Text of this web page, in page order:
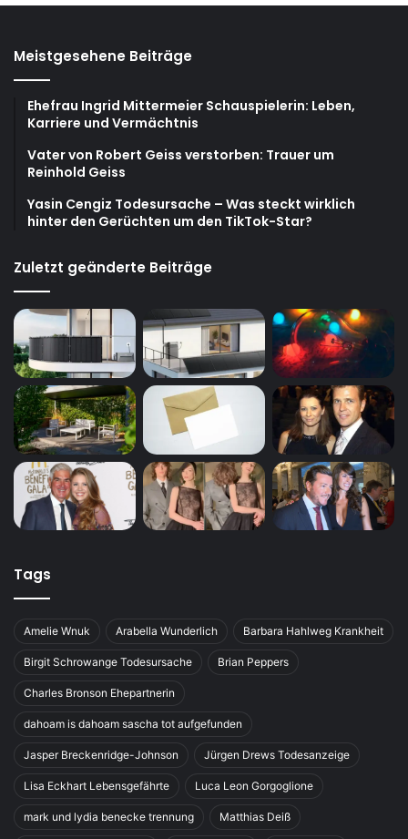
Meistgesehene Beiträge
Ehefrau Ingrid Mittermeier Schauspielerin: Leben,
Karriere und Vermächtnis
Vater von Robert Geiss verstorben: Trauer um
Reinhold Geiss
Yasin Cengiz Todesursache – Was steckt wirklich
hinter den Gerüchten um den TikTok-Star?
Zuletzt geänderte Beiträge
Tags
Amelie Wnuk Arabella Wunderlich Barbara Hahlweg Krankheit
Birgit Schrowange Todesursache Brian Peppers
Charles Bronson Ehepartnerin
dahoam is dahoam sascha tot aufgefunden
Jasper Breckenridge-Johnson Jürgen Drews Todesanzeige
Lisa Eckhart Lebensgefährte Luca Leon Gorgoglione
mark und lydia benecke trennung Matthias Deiß